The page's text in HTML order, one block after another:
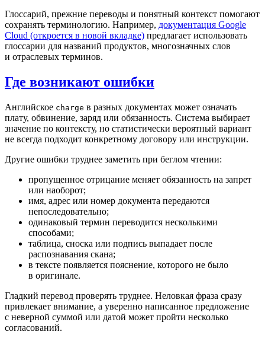
Глоссарий, прежние переводы и понятный контекст помогают
сохранять терминологию. Например, документация Google
Cloud (откроется в новой вкладке) предлагает использовать
глоссарии для названий продуктов, многозначных слов
и отраслевых терминов.
Где возникают ошибки
Английское charge в разных документах может означать
плату, обвинение, заряд или обязанность. Система выбирает
значение по контексту, но статистически вероятный вариант
не всегда подходит конкретному договору или инструкции.
Другие ошибки труднее заметить при беглом чтении:
пропущенное отрицание меняет обязанность на запрет
или наоборот;
имя, адрес или номер документа передаются
непоследовательно;
одинаковый термин переводится несколькими
способами;
таблица, сноска или подпись выпадает после
распознавания скана;
в тексте появляется пояснение, которого не было
в оригинале.
Гладкий перевод проверять труднее. Неловкая фраза сразу
привлекает внимание, а уверенно написанное предложение
с неверной суммой или датой может пройти несколько
согласований.